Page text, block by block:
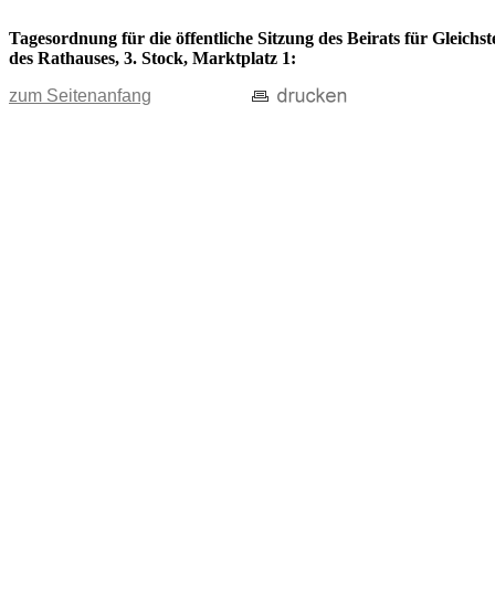
Tagesordnung für die öffentliche Sitzung des Beirats für
des Rathauses, 3. Stock, Marktplatz 1:
zum Seitenanfang